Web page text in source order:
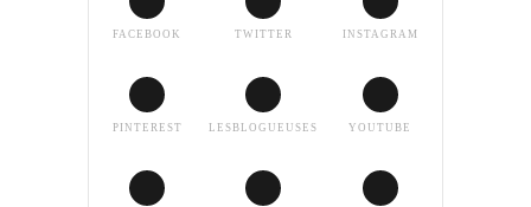
FACEBOOK TWITTER INSTAGRAM
PINTEREST LESBLOGUEUSES YOUTUBE